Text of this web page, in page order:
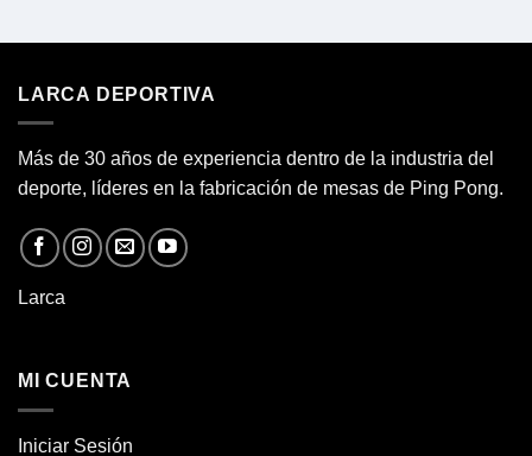
LARCA DEPORTIVA
Más de 30 años de experiencia dentro de la industria del
deporte, líderes en la fabricación de mesas de Ping Pong.
Larca
MI CUENTA
Iniciar Sesión